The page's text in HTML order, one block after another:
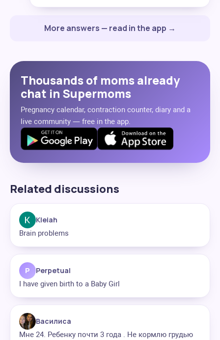
More answers — read in the app →
Thousands of moms already
chat in Supermoms
Pregnancy calendar, contraction counter, diary and a
live community — free in the app.
Related discussions
Kleiah
Brain problems
P Perpetual
I have given birth to a Baby Girl
Василиса
Мне 24. Ребенку почти 3 года . Не кормлю грудью